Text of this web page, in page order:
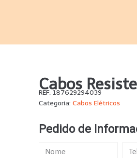
Cabos
REF: 187629294039
Categoria: Cabos Elétricos
Pedido de